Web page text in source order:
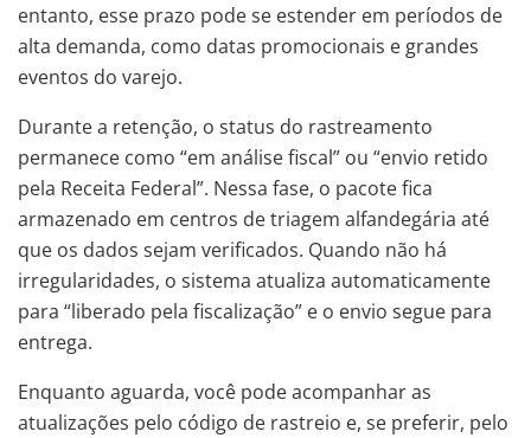
entanto, esse prazo pode se estender em períodos de
alta demanda, como datas promocionais e grandes
eventos do varejo.
Durante a retenção, o status do rastreamento
permanece como “em análise fiscal” ou “envio retido
pela Receita Federal”. Nessa fase, o pacote fica
armazenado em centros de triagem alfandegária até
que os dados sejam verificados. Quando não há
irregularidades, o sistema atualiza automaticamente
para “liberado pela fiscalização” e o envio segue para
entrega.
Enquanto aguarda, você pode acompanhar as
atualizações pelo código de rastreio e, se preferir, pelo